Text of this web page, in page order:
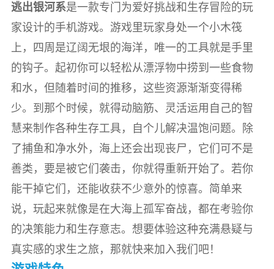
逃出银河系是一款专门为爱好挑战和生存冒险的玩
家设计的手机游戏。游戏里玩家身处一个小木筏
上，四周是辽阔无垠的海洋，唯一的工具就是手里
的钩子。起初你可以轻松从漂浮物中捞到一些食物
和水，但随着时间的推移，这些资源渐渐变得稀
少。到那个时候，就得动脑筋、灵活运用自己的智
慧来制作各种生存工具，自个儿解决温饱问题。除
了捕鱼和净水外，海上还会出现丧尸，它们可不是
善类，要是被它们袭击，你就得重新开始了。若你
能干掉它们，还能收获不少意外的惊喜。简单来
说，玩起来就像是在大海上孤军奋战，都在考验你
的决策能力和生存意志。想要体验这种充满悬疑与
真实感的求生之旅，那就快来加入我们吧！